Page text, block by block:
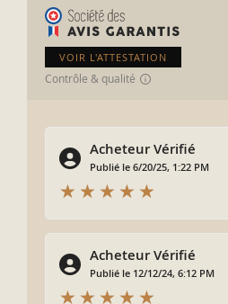
VOIR L'ATTESTATION
Contrôle & qualité
Acheteur Vérifié
Publié le 6/20/25, 1:22 PM
Acheteur Vérifié
Publié le 12/12/24, 6:12 PM